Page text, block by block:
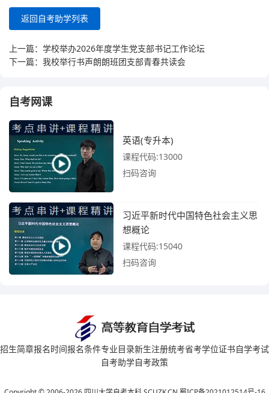
返回自考助学列表
上一篇： 学校举办2026年度学生党支部书记工作论坛
下一篇： 我校举行书声朗朗班团支部青春共读会
自考网课
英语(专升本)
课程代码:13000
扫码咨询
习近平新时代中国特色社会主义思
想概论
课程代码:15040
扫码咨询
招生简章报名时间报名条件专业目录新生注册统考省考学位证书自学考试
自考助学自考政策